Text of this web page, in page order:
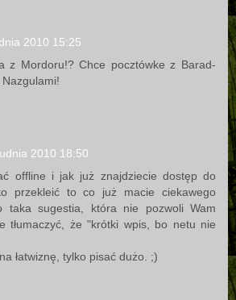
2010 15:25
z Mordoru!? Chce pocztówke z Barad-
2010 18:50
offline i jak już znajdziecie dostęp do
przekleić to co już macie ciekawego
taka sugestia, która nie pozwoli Wam
tłumaczyć, że "krótki wpis, bo netu nie
łatwiznę, tylko pisać dużo. ;)